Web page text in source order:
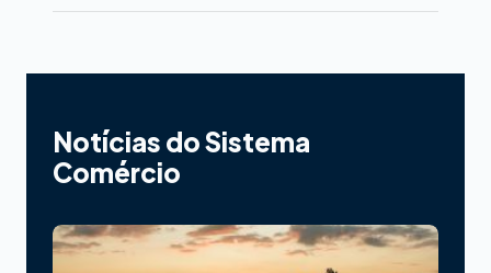
Notícias do Sistema
Comércio